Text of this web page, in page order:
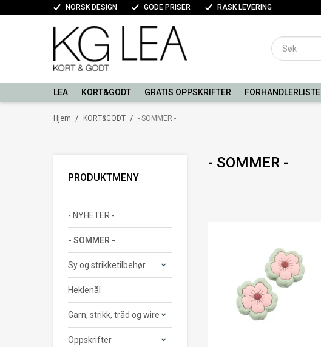
NORSK DESIGN GODE PRISER RASK LEVERING
LEA KORT&GODT GRATIS OPPSKRIFTER FORHANDLERLISTE
/
Hjem /
KORT&GODT - SOMMER -
PRODUKTMENY
- NYHETER -
- SOMMER -
Sy og strikketilbehør
Heklenål
Garn, strikk, tråd og wire
Oppskrifter
- SOMMER -